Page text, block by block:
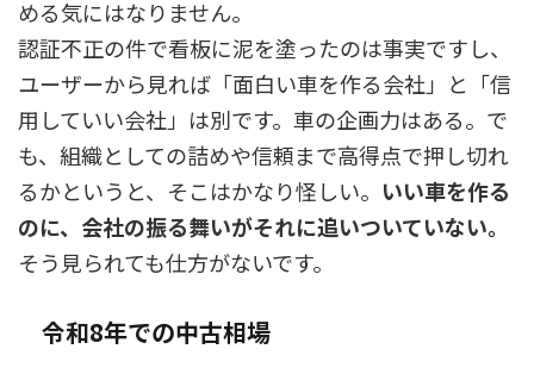
める気にはなりません。
認証不正の件で看板に泥を塗ったのは事実ですし、
ユーザーから見れば「面白い車を作る会社」と「信
用していい会社」は別です。車の企画力はある。で
も、組織としての詰めや信頼まで高得点で押し切れ
るかというと、そこはかなり怪しい。 いい車を作る
のに、会社の振る舞いがそれに追いついていない。
そう見られても仕方がないです。
令和8年での中古相場